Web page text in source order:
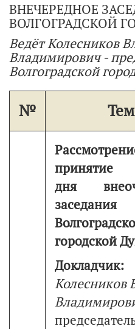
ВНЕЧЕРЕДНОЕ
ВОЛГОГРАДСКОЙ
Ведёт Колесников
Владимирович -
Волгоградской
№
принятие
дня
заседания
городской
Докладчик:
Колесников